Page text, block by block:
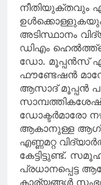
നീതിയുക്തവും
അടിസ്ഥാനം
ഡിഎം
ഡോ. മൂപ്പൻസ്
ഫൗണ്ടേഷൻ
ആസാദ് മൂപ്പൻ
ഡോക്ടർമാരോ
ആകാനുള്ള
എണ്ണമറ്റ
കേട്ടിട്ടുണ്ട്.
പ്രധാനപ്പെട്ട
കാര്യങ്ങൾ